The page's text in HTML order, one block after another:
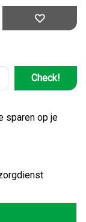
Check!
sparen op je